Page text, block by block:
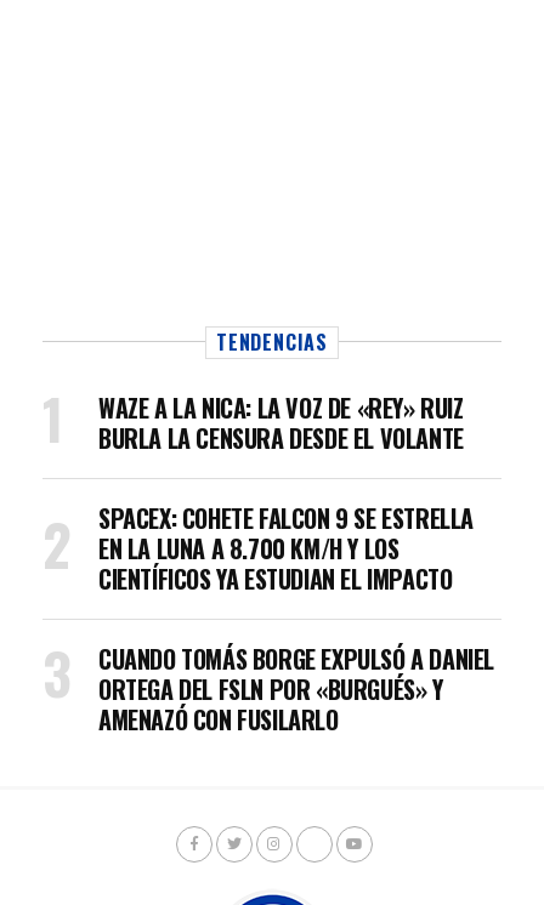
TENDENCIAS
WAZE A LA NICA: LA VOZ DE «REY» RUIZ
BURLA LA CENSURA DESDE EL VOLANTE
SPACEX: COHETE FALCON 9 SE ESTRELLA
EN LA LUNA A 8.700 KM/H Y LOS
CIENTÍFICOS YA ESTUDIAN EL IMPACTO
CUANDO TOMÁS BORGE EXPULSÓ A DANIEL
ORTEGA DEL FSLN POR «BURGUÉS» Y
AMENAZÓ CON FUSILARLO